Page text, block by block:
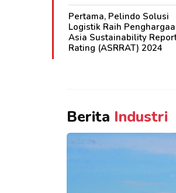
Pertama, Pelindo Solusi
Logistik Raih
Asia Sustainability
Rating (ASRRAT) 2024
Berita Industri